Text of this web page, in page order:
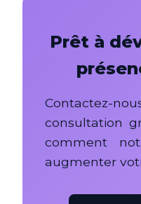
Prêt à
consultation
comment
augmenter